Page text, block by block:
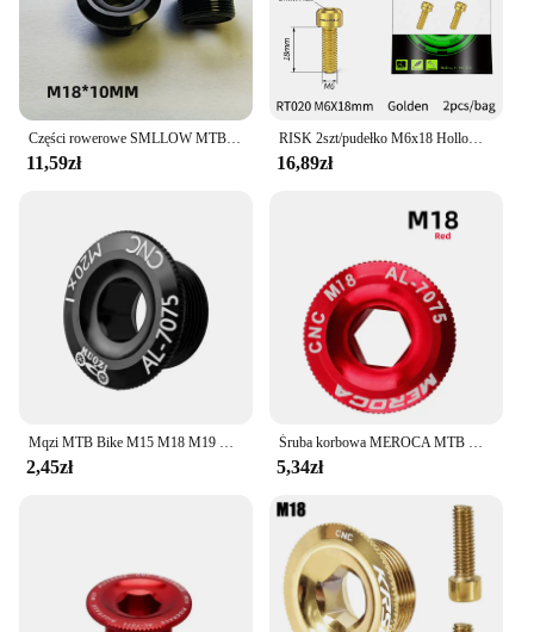
Części rowerowe SMLLOW MTB korba rowerowa ramię drogowe śruba do dolnego wspornika nasadka M18/M19/M20 * 10 śruba korbowa do części oś BB rowerowej Sc
11,59zł
RISK 2szt/pudełko M6x18 Hollow Mountain Road Bike Bicycle Chainwheel Crank Arm Fixing Bolts Disc Brake Caliper Fixed Screws Titanium
16,89zł
Mqzi MTB Bike M15 M18 M19 M20 korba śruba CNC 7075 pokrywa korbowa ze stopu aluminium części rowerowe do nakrętka na śrubę korby
2,45zł
Śruba korbowa MEROCA MTB Hollowtech M18 M19 M20 ramię korby pokrywa korba rowerowa górskiego dla IXF
5,34zł